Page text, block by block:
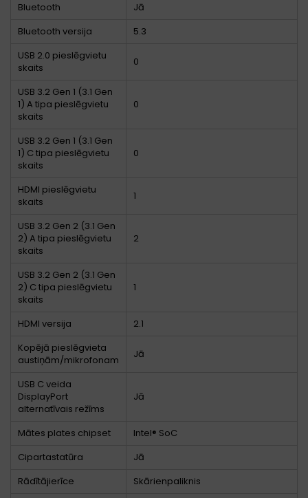
Bluetooth
Jā
Bluetooth versija
5.3
USB 2.0 pieslēgvietu
skaits
0
USB 3.2 Gen 1 (3.1 Gen
1) A tipa pieslēgvietu
skaits
0
USB 3.2 Gen 1 (3.1 Gen
1) C tipa pieslēgvietu
skaits
0
HDMI pieslēgvietu
skaits
1
USB 3.2 Gen 2 (3.1 Gen
2) A tipa pieslēgvietu
skaits
2
USB 3.2 Gen 2 (3.1 Gen
2) C tipa pieslēgvietu
skaits
1
HDMI versija
2.1
Kopējā pieslēgvieta
austiņām/mikrofonam
Jā
USB C veida
DisplayPort
alternatīvais režīms
Jā
Mātes plates chipset
Intel® SoC
Cipartastatūra
Jā
Rādītājierīce
Skārienpaliknis